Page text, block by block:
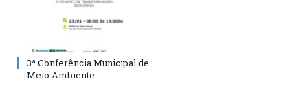
3ª Conferência Municipal de
Meio Ambiente